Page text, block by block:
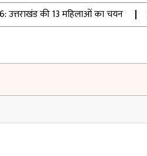
की 13 महिलाओं का चयन |